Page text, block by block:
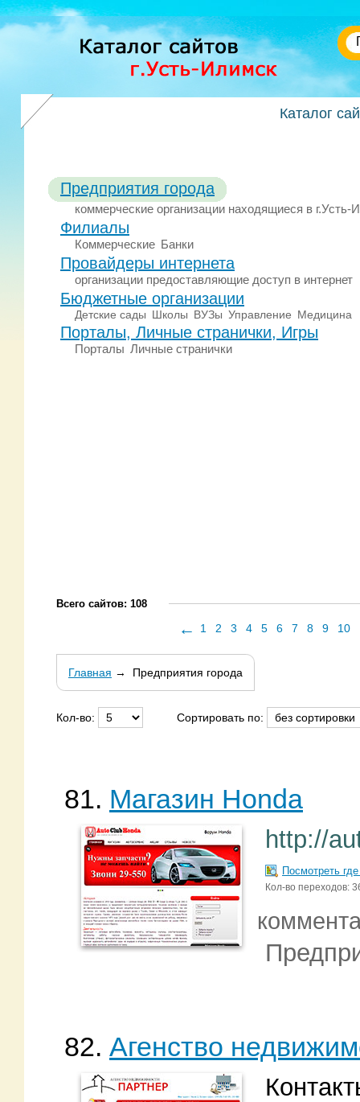
Каталог
Предприятия города
коммерческие организации находящиеся в г.Усть-
Филиалы
Коммерческие Банки
Провайдеры интернета
организации предоставляющие доступ в интернет
Бюджетные организации
Детские сады Школы ВУЗы Управление Медицина
Порталы, Личные странички, Игры
Порталы Личные странички
Всего сайтов: 108
← 1 2 3 4 5 6 7 8 9 10
Главная → Предприятия города
Кол-во: Сортировать по:
81. Магазин Honda
http://
Посмотреть
Кол-во переходов:
82. Агенство